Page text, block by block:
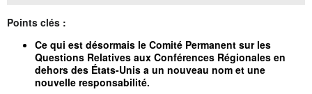
Points clés :
Ce qui est désormais le Comité Permanent sur les
Questions Relatives aux Conférences Régionales en
dehors des États-Unis a un nouveau nom et une
nouvelle responsabilité.